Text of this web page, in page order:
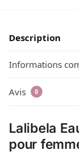
Description
Informations
Avis 0
Lalibela
pour